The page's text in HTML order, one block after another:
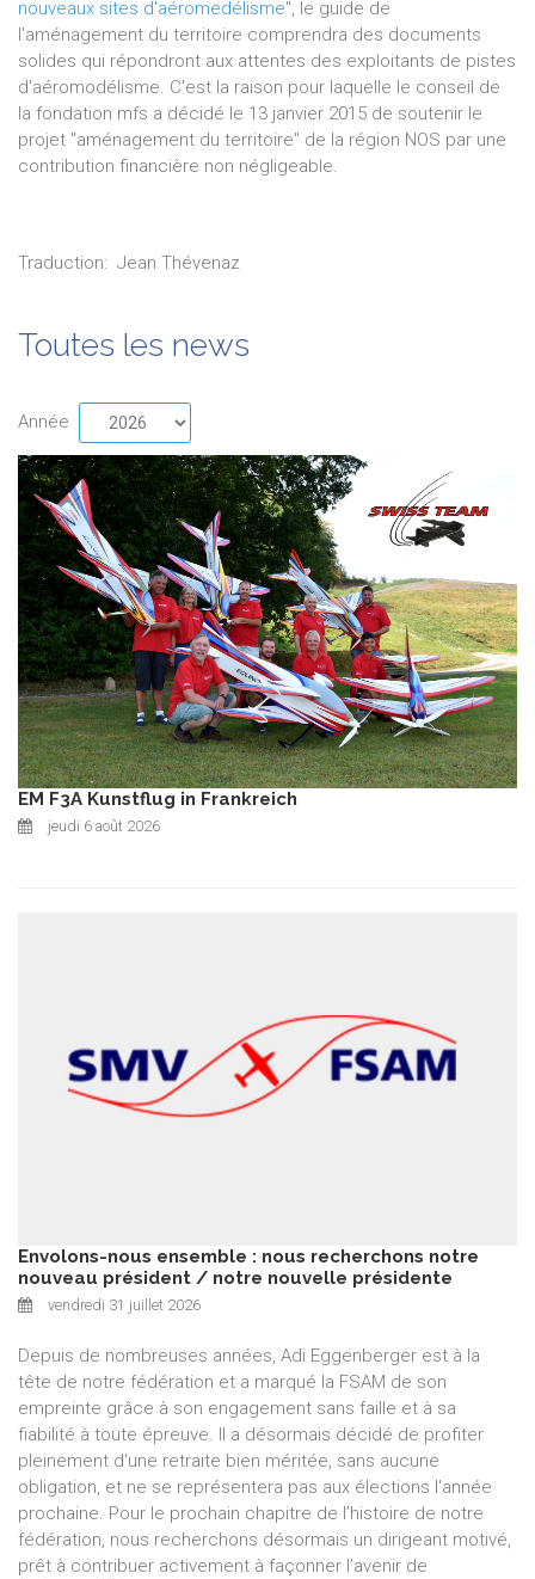
nouveaux sites d'aéromedélisme", le guide de
l'aménagement du territoire comprendra des documents
solides qui répondront aux attentes des exploitants de pistes
d'aéromodélisme. C'est la raison pour laquelle le conseil de
la fondation mfs a décidé le 13 janvier 2015 de soutenir le
projet "aménagement du territoire" de la région NOS par une
contribution financière non négligeable.
Traduction: Jean Thévenaz
Toutes les news
Année
EM F3A Kunstflug in Frankreich
jeudi 6 août 2026
Envolons-nous ensemble : nous recherchons notre
nouveau président / notre nouvelle présidente
vendredi 31 juillet 2026
Depuis de nombreuses années, Adi Eggenberger est à la
tête de notre fédération et a marqué la FSAM de son
empreinte grâce à son engagement sans faille et à sa
fiabilité à toute épreuve. Il a désormais décidé de profiter
pleinement d'une retraite bien méritée, sans aucune
obligation, et ne se représentera pas aux élections l'année
prochaine. Pour le prochain chapitre de l’histoire de notre
fédération, nous recherchons désormais un dirigeant motivé,
prêt à contribuer activement à façonner l’avenir de